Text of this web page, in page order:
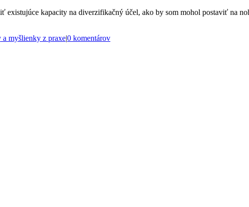
existujúce kapacity na diverzifikačný účel, ako by som mohol postaviť na
a myšlienky z praxe|0 komentárov